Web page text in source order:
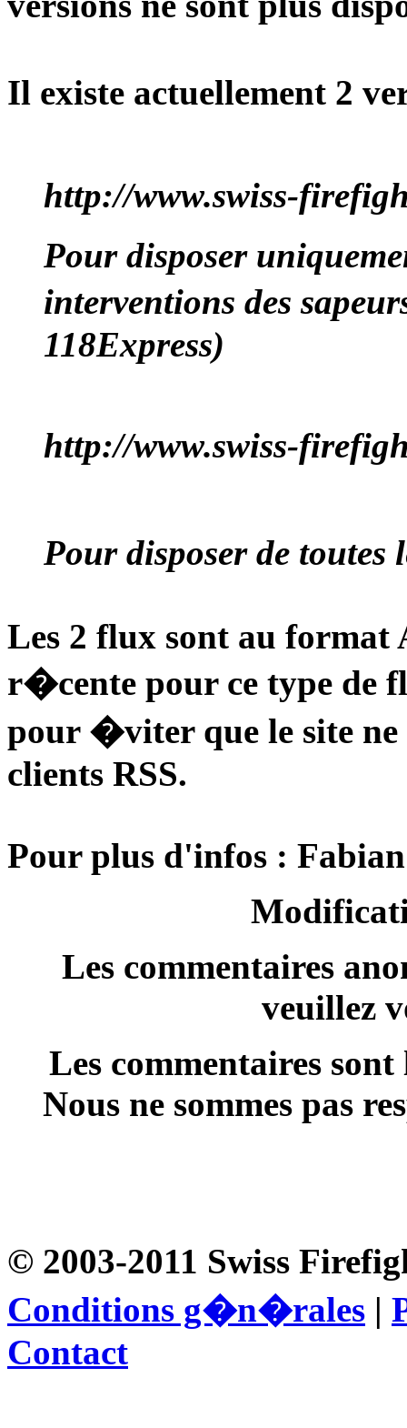
Il existe actuellement 2
http://www.swiss-
Pour disposer
interventions des
118Express)
http://www.swiss-
Pour disposer de
Les 2 flux sont au format
r�cente pour ce type
pour �viter que le site
clients RSS.
Pour plus d'infos :
Les commentaires
veuillez
Les commentaires
Nous ne sommes pas
© 2003-2011 Swiss
Conditions g�n�rales |
Contact